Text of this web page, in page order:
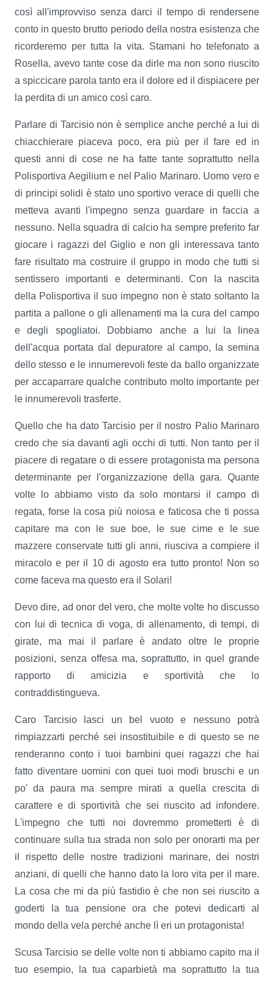
così all'improvviso senza darci il tempo di rendersene
conto in questo brutto periodo della nostra esistenza che
ricorderemo per tutta la vita. Stamani ho telefonato a
Rosella, avevo tante cose da dirle ma non sono riuscito
a spiccicare parola tanto era il dolore ed il dispiacere per
la perdita di un amico così caro.
Parlare di Tarcisio non è semplice anche perché a lui di
chiacchierare piaceva poco, era più per il fare ed in
questi anni di cose ne ha fatte tante soprattutto nella
Polisportiva Aegilium e nel Palio Marinaro. Uomo vero e
di principi solidi è stato uno sportivo verace di quelli che
metteva avanti l'impegno senza guardare in faccia a
nessuno. Nella squadra di calcio ha sempre preferito far
giocare i ragazzi del Giglio e non gli interessava tanto
fare risultato ma costruire il gruppo in modo che tutti si
sentissero importanti e determinanti. Con la nascita
della Polisportiva il suo impegno non è stato soltanto la
partita a pallone o gli allenamenti ma la cura del campo
e degli spogliatoi. Dobbiamo anche a lui la linea
dell'acqua portata dal depuratore al campo, la semina
dello stesso e le innumerevoli feste da ballo organizzate
per accaparrare qualche contributo molto importante per
le innumerevoli trasferte.
Quello che ha dato Tarcisio per il nostro Palio Marinaro
credo che sia davanti agli occhi di tutti. Non tanto per il
piacere di regatare o di essere protagonista ma persona
determinante per l'organizzazione della gara. Quante
volte lo abbiamo visto da solo montarsi il campo di
regata, forse la cosa più noiosa e faticosa che ti possa
capitare ma con le sue boe, le sue cime e le sue
mazzere conservate tutti gli anni, riusciva a compiere il
miracolo e per il 10 di agosto era tutto pronto! Non so
come faceva ma questo era il Solari!
Devo dire, ad onor del vero, che molte volte ho discusso
con lui di tecnica di voga, di allenamento, di tempi, di
girate, ma mai il parlare è andato oltre le proprie
posizioni, senza offesa ma, soprattutto, in quel grande
rapporto di amicizia e sportività che lo
contraddistingueva.
Caro Tarcisio lasci un bel vuoto e nessuno potrà
rimpiazzarti perché sei insostituibile e di questo se ne
renderanno conto i tuoi bambini quei ragazzi che hai
fatto diventare uomini con quei tuoi modi bruschi e un
po' da paura ma sempre mirati a quella crescita di
carattere e di sportività che sei riuscito ad infondere.
L'impegno che tutti noi dovremmo prometterti è di
continuare sulla tua strada non solo per onorarti ma per
il rispetto delle nostre tradizioni marinare, dei nostri
anziani, di quelli che hanno dato la loro vita per il mare.
La cosa che mi da più fastidio è che non sei riuscito a
goderti la tua pensione ora che potevi dedicarti al
mondo della vela perché anche lì eri un protagonista!
Scusa Tarcisio se delle volte non ti abbiamo capito ma il
tuo esempio, la tua caparbietà ma soprattutto la tua